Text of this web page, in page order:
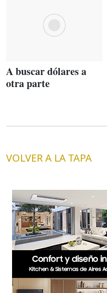
A buscar dólares a
otra parte
VOLVER A LA TAPA